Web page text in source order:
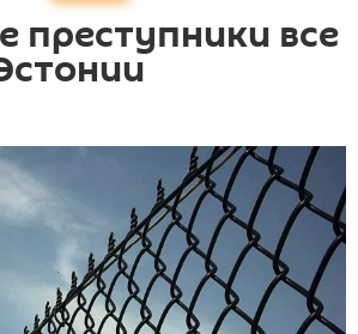
преступники все